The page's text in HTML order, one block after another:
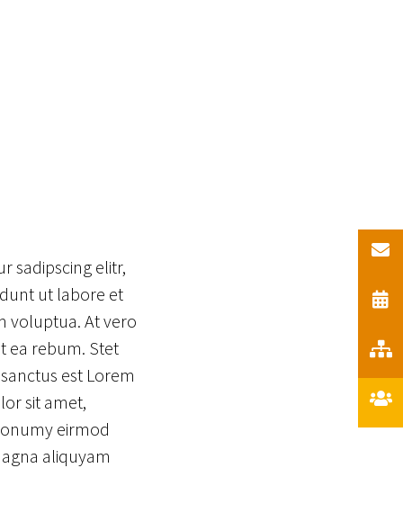
sadipscing elitr,
ut labore et
voluptua. At vero
ea rebum. Stet
est Lorem
sit amet,
eirmod
aliquyam